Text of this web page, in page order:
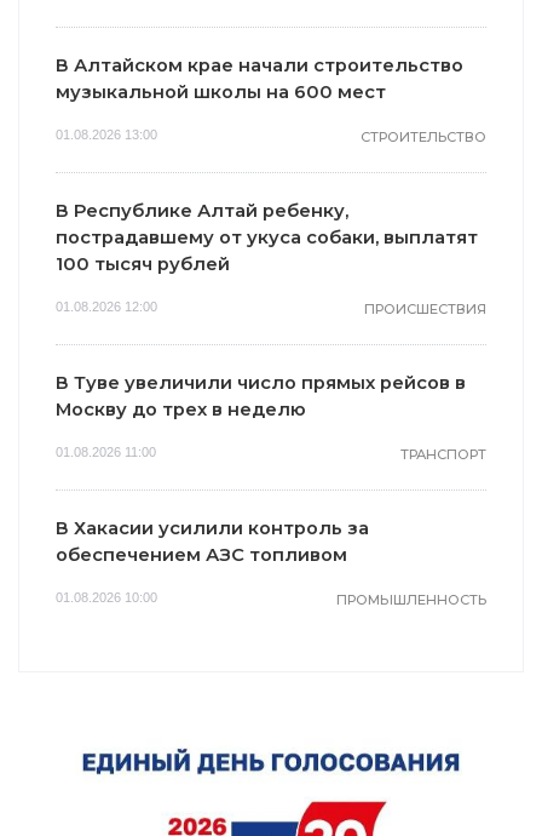
В Алтайском крае начали строительство
музыкальной школы на 600 мест
01.08.2026 13:00 СТРОИТЕЛЬСТВО
В Республике Алтай ребенку,
пострадавшему от укуса собаки, выплатят
100 тысяч рублей
01.08.2026 12:00 ПРОИСШЕСТВИЯ
В Туве увеличили число прямых рейсов в
Москву до трех в неделю
01.08.2026 11:00 ТРАНСПОРТ
В Хакасии усилили контроль за
обеспечением АЗС топливом
01.08.2026 10:00 ПРОМЫШЛЕННОСТЬ